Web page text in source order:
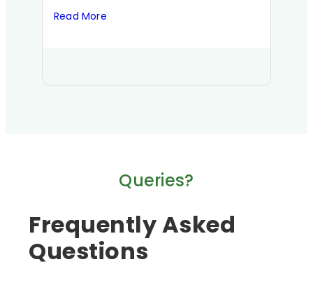
Read More
Queries?
Frequently Asked
Questions